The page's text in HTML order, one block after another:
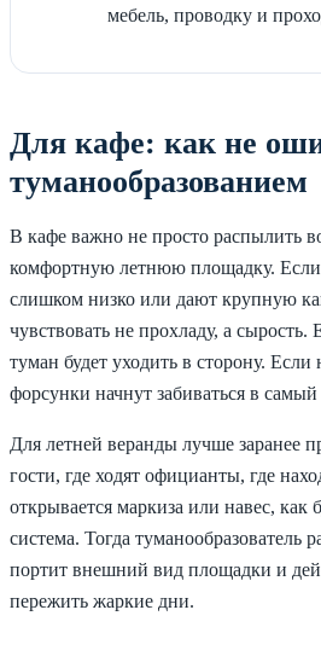
мебель, проводку и
Для кафе: как не
туманообразованием
В кафе важно не просто распылить
комфортную летнюю площадку. Если
слишком низко или дают крупную
чувствовать не прохладу, а сырость.
туман будет уходить в сторону. Если
форсунки начнут забиваться в
Для летней веранды лучше заранее
гости, где ходят официанты, где
открывается маркиза или навес, как
система. Тогда туманообразователь
портит внешний вид площадки и
пережить жаркие дни.